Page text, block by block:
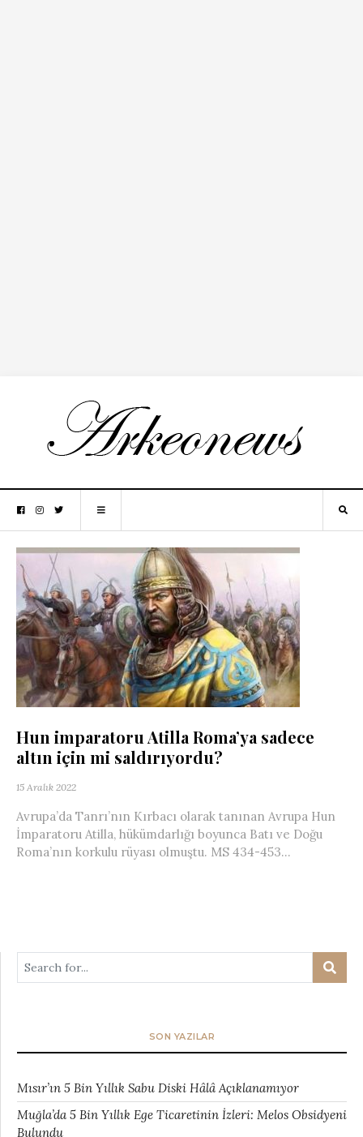
Hun imparatoru Atilla Roma’ya sadece
altın için mi saldırıyordu?
15 Aralık 2022
Avrupa’da Tanrı’nın Kırbacı olarak tanınan Avrupa Hun
İmparatoru Atilla, hükümdarlığı boyunca Batı ve Doğu
Roma’nın korkulu rüyası olmuştu. MS 434-453...
SON YAZILAR
Mısır’ın 5 Bin Yıllık Sabu Diski Hâlâ Açıklanamıyor
Muğla’da 5 Bin Yıllık Ege Ticaretinin İzleri: Melos Obsidyeni
Bulundu